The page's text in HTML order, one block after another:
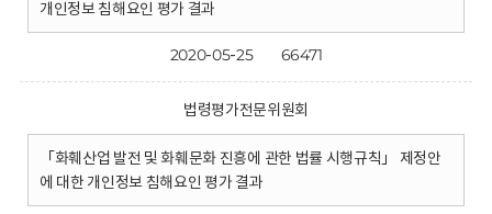
개인정보 침해요인 평가 결과
2020-05-25 66471
법령평가전문위원회
「화훼산업 발전 및 화훼문화 진흥에 관한 법률 시행규칙」 제정안
에 대한 개인정보 침해요인 평가 결과